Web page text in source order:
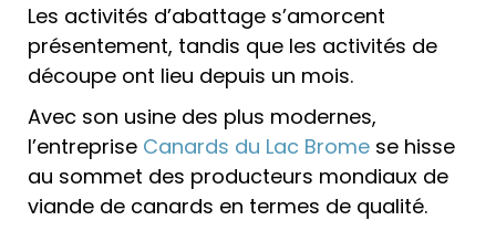
Les activités d’abattage s’amorcent
présentement, tandis que les activités de
découpe ont lieu depuis un mois.
Avec son usine des plus modernes,
l’entreprise Canards du Lac Brome se hisse
au sommet des producteurs mondiaux de
viande de canards en termes de qualité.